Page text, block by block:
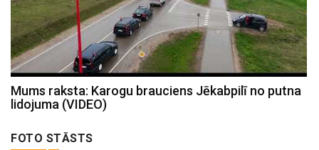
Mums raksta: Karogu brauciens Jēkabpilī no putna
lidojuma (VIDEO)
FOTO STĀSTS